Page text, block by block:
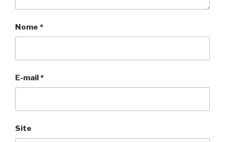
Nome *
E-mail*
Site